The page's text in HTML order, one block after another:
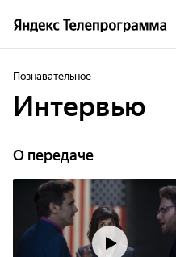
Познавательное
Интервью
О передаче